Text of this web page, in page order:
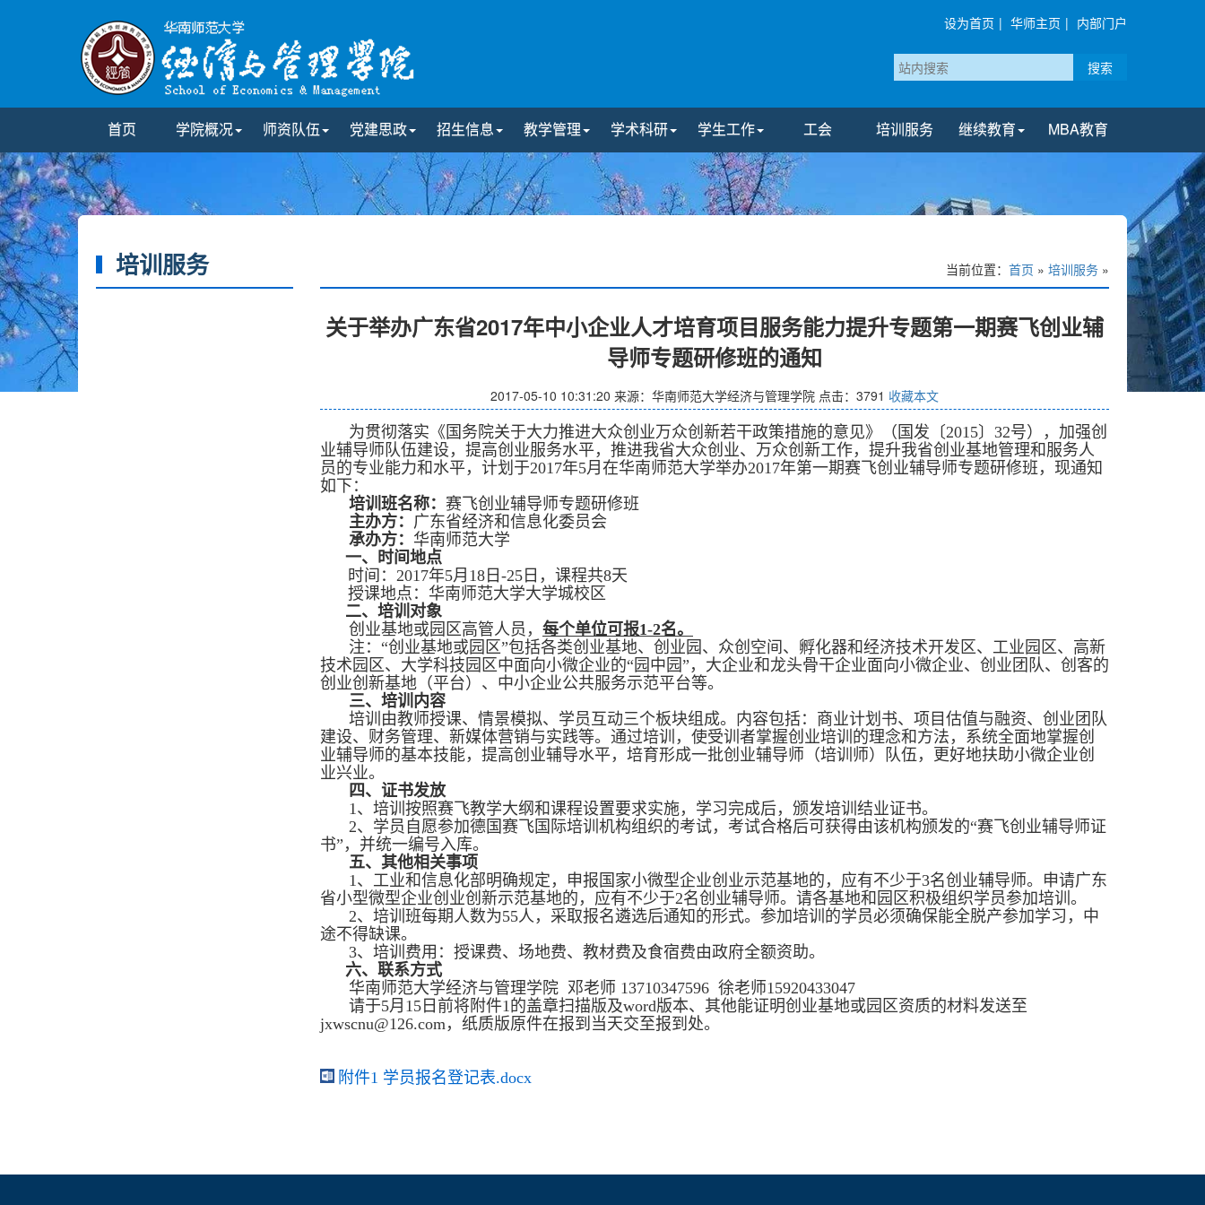
设为首页 | 华师主页 | 内部门户
搜索
首页 学院概况 师资队伍 党建思政 招生信息 教学管理 学术科研 学生工作 工会 培训服务 继续教育 MBA教育
培训服务 当前位置： 首页 » 培训服务 »
关于举办广东省2017年中小企业人才培育项目服务能力提升专题第一期赛飞创业辅
导师专题研修班的通知
2017-05-10 10:31:20 来源：华南师范大学经济与管理学院 点击： 3791 收藏本文
为贯彻落实《国务院关于大力推进大众创业万众创新若干政策措施的意见》（国发〔2015〕32号），加强创
业辅导师队伍建设，提高创业服务水平，推进我省大众创业、万众创新工作，提升我省创业基地管理和服务人
员的专业能力和水平，计划于2017年5月在华南师范大学举办2017年第一期赛飞创业辅导师专题研修班，现通知
如下：
培训班名称： 赛飞创业辅导师专题研修班
主办方： 广东省经济和信息化委员会
承办方： 华南师范大学
一、时间地点
时间：2017年5月18日-25日，课程共8天
授课地点：华南师范大学大学城校区
二、培训对象
创业基地或园区高管人员， 每个单位可报1-2名。
注：“创业基地或园区”包括各类创业基地、创业园、众创空间、孵化器和经济技术开发区、工业园区、高新
技术园区、大学科技园区中面向小微企业的“园中园”，大企业和龙头骨干企业面向小微企业、创业团队、创客的
创业创新基地（平台）、中小企业公共服务示范平台等。
三、培训内容
培训由教师授课、情景模拟、学员互动三个板块组成。内容包括：商业计划书、项目估值与融资、创业团队
建设、财务管理、新媒体营销与实践等。通过培训，使受训者掌握创业培训的理念和方法，系统全面地掌握创
业辅导师的基本技能，提高创业辅导水平，培育形成一批创业辅导师（培训师）队伍，更好地扶助小微企业创
业兴业。
四、证书发放
1、培训按照赛飞教学大纲和课程设置要求实施，学习完成后，颁发培训结业证书。
2、学员自愿参加德国赛飞国际培训机构组织的考试，考试合格后可获得由该机构颁发的“赛飞创业辅导师证
书”，并统一编号入库。
五、其他相关事项
1、工业和信息化部明确规定，申报国家小微型企业创业示范基地的，应有不少于3名创业辅导师。申请广东
省小型微型企业创业创新示范基地的，应有不少于2名创业辅导师。请各基地和园区积极组织学员参加培训。
2、培训班每期人数为55人，采取报名遴选后通知的形式。参加培训的学员必须确保能全脱产参加学习，中
途不得缺课。
3、培训费用：授课费、场地费、教材费及食宿费由政府全额资助。
六、联系方式
华南师范大学经济与管理学院 邓老师 13710347596 徐老师15920433047
请于5月15日前将附件1的盖章扫描版及word版本、其他能证明创业基地或园区资质的材料发送至
jxwscnu@126.com，纸质版原件在报到当天交至报到处。
附件1 学员报名登记表.docx